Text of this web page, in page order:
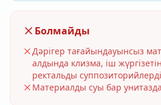
Болмайды
Дәрігер тағайындауынсыз
алдында клизма, іш
ректальды
Материалды суы бар